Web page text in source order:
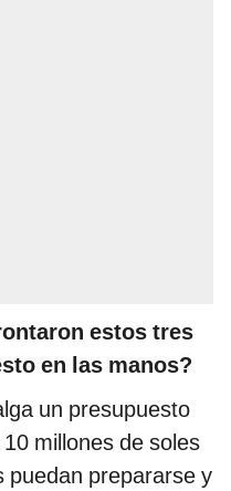
estos tres
en las manos?
un presupuesto
millones de soles
puedan prepararse y